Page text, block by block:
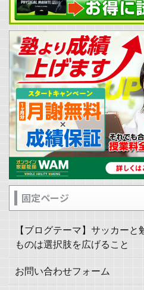
固定ページ
【ブログテーマ】サッカー
ものは選択肢を広げること
お問い合わせフォーム